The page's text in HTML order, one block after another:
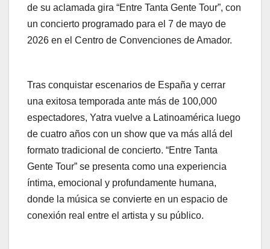
de su aclamada gira “Entre Tanta Gente Tour”, con
un concierto programado para el 7 de mayo de
2026 en el Centro de Convenciones de Amador.
Tras conquistar escenarios de España y cerrar
una exitosa temporada ante más de 100,000
espectadores, Yatra vuelve a Latinoamérica luego
de cuatro años con un show que va más allá del
formato tradicional de concierto. “Entre Tanta
Gente Tour” se presenta como una experiencia
íntima, emocional y profundamente humana,
donde la música se convierte en un espacio de
conexión real entre el artista y su público.